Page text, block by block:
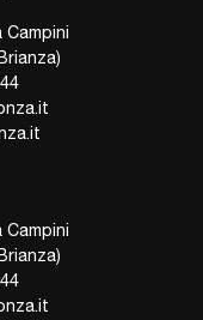
Campini
Campini